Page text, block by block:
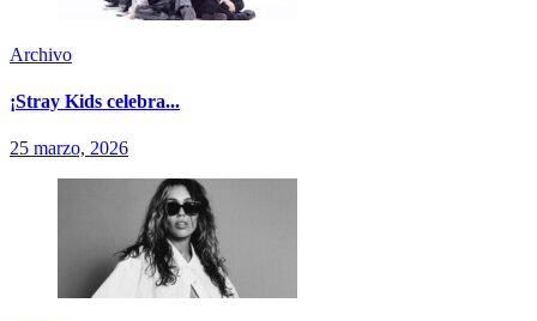
Archivo
¡Stray Kids celebra...
25 marzo, 2026